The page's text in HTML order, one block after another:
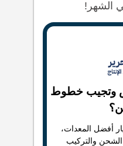
الشهر!
وتجيب خطوط
أفضل المعدات،
والتركيب